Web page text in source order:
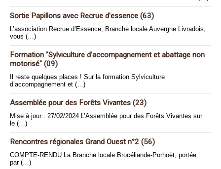
Sortie Papillons avec Recrue d’essence (63)
L’association Recrue d’Essence, Branche locale Auvergne Livradois,
vous (…)
Formation "Sylviculture d’accompagnement et abattage non
motorisé" (09)
Il reste quelques places ! Sur la formation Sylviculture
d’accompagnement et (…)
Assemblée pour des Forêts Vivantes (23)
Mise à jour : 27/02/2024 L’Assemblée pour des Forêts Vivantes sur
le (…)
Rencontres régionales Grand Ouest n°2 (56)
COMPTE-RENDU La Branche locale Brocéliande-Porhoët, portée
par (…)